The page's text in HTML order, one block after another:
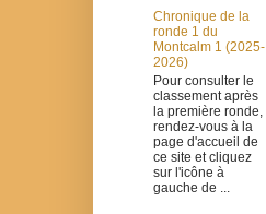
Chronique de la
ronde 1 du
Montcalm 1 (2025-
2026)
Pour consulter le
classement après
la première ronde,
rendez-vous à la
page d'accueil de
ce site et cliquez
sur l'icône à
gauche de ...